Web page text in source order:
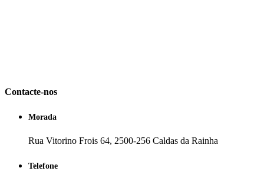
Contacte-nos
Morada
Rua Vitorino Frois 64, 2500-256 Caldas da Rainha
Telefone